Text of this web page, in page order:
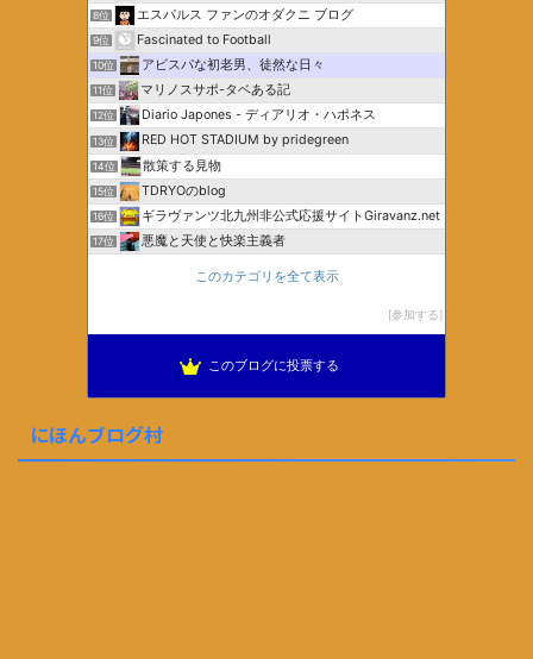
8位 エスパルス ファンのオダクニ ブログ
9位 Fascinated to Football
10位 アビスパな初老男、徒然な日々
11位 マリノスサポ-タベある記
12位 Diario Japones - ディアリオ・ハポネス
13位 RED HOT STADIUM by pridegreen
14位 散策する見物
15位 TDRYOのblog
16位 ギラヴァンツ北九州非公式応援サイトGiravanz.net
17位 悪魔と天使と快楽主義者
このカテゴリを全て表示
参加する
このブログに投票する
にほんブログ村